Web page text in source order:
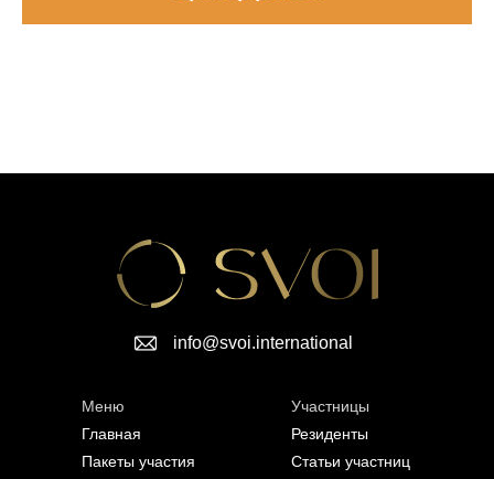
info@svoi.international
Меню
Главная
Пакеты участия
Участницы
Резиденты
Статьи участниц